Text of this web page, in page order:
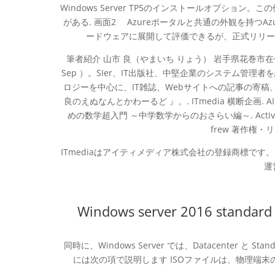
Windows Server TP5のインストールオプション。こ
がある. 画面2 Azureポータルと共通の外観を持つ
ードウェアに展開して評価できるが、正式リリ
筆者紹介 山市 良（やまいち りょう） 岩手県花巻
Sep ）。SIer、IT出版社、中堅企業のシステム管理者
ロジーを中心に、IT雑誌、Webサイトへの記事の寄
良のえぬなんとかわーるど 』。. ITmedia 横断企画.
めの数学超入門 ～中学数学からのおさらい編～.
frew 著作権・
ITmediaはアイティメディア株式会社の登録商標です
運
Windows server 2016
同時に、Windows Server では、Datacenter と
には次の項で説明します ISOファイルは、物理端